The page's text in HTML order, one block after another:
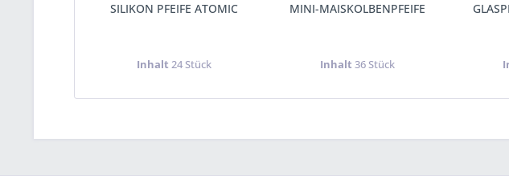
SILIKON PFEIFE ATOMIC
Inhalt 24 Stück
MINI-MAISKOLBENPFEIFE
Inhalt 36 Stück